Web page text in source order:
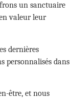
un sanctuaire
valeur leur
dernières
personnalisés dans
être, et nous